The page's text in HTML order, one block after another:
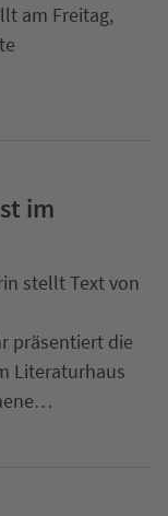
am Freitag,
im
stellt Text von
präsentiert die
Literaturhaus